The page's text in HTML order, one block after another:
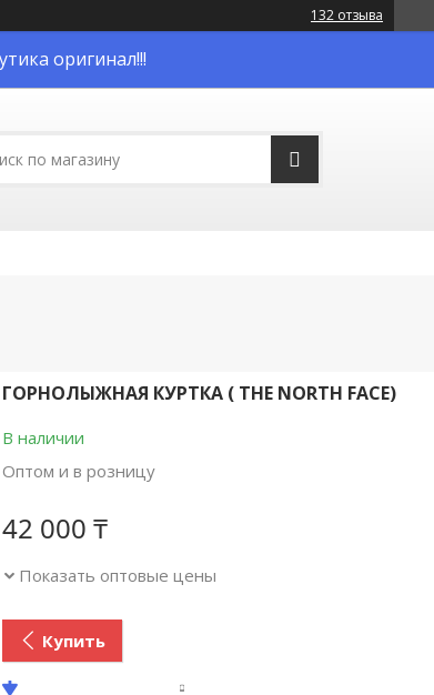
132 отзыва
оригинал!!!
ГОРНОЛЫЖНАЯ КУРТКА ( THE NORTH FACE)
В наличии
Оптом и в розницу
42 000 ₸
Показать оптовые цены
Купить